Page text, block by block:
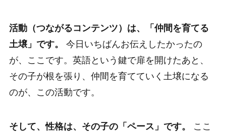
活動（つながるコンテンツ）は、「仲間を育てる
土壌」です。
今日いちばんお伝えしたかったの
が、ここです。英語という鍵で扉を開けたあと、
その子が根を張り、仲間を育てていく土壌になる
のが、この活動です。
そして、性格は、その子の「ペース」です。
ここ